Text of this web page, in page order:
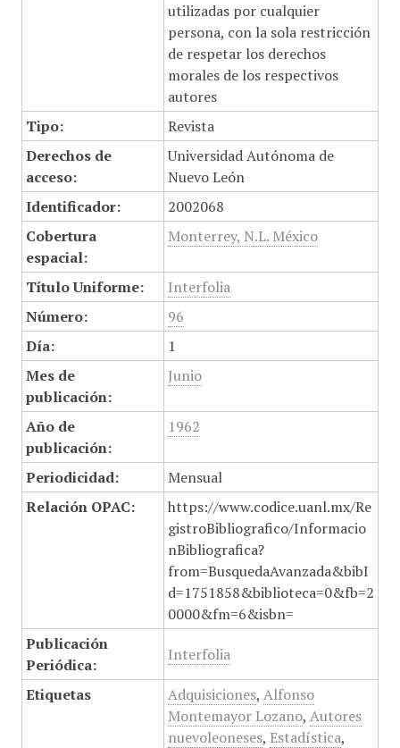
utilizadas por cualquier
persona, con la sola restricción
de respetar los derechos
morales de los respectivos
autores
Tipo:
Revista
Derechos de
acceso:
Universidad Autónoma de
Nuevo León
Identificador:
2002068
Cobertura
espacial:
Monterrey, N.L. México
Título Uniforme:
Interfolia
Número:
96
Día:
1
Mes de
publicación:
Junio
Año de
publicación:
1962
Periodicidad:
Mensual
Relación OPAC:
https://www.codice.uanl.mx/Re
gistroBibliografico/Informacio
nBibliografica?
from=BusquedaAvanzada&bibI
d=1751858&biblioteca=0&fb=2
0000&fm=6&isbn=
Publicación
Periódica:
Interfolia
Etiquetas Adquisiciones, Alfonso
Montemayor Lozano, Autores
nuevoleoneses, Estadística,